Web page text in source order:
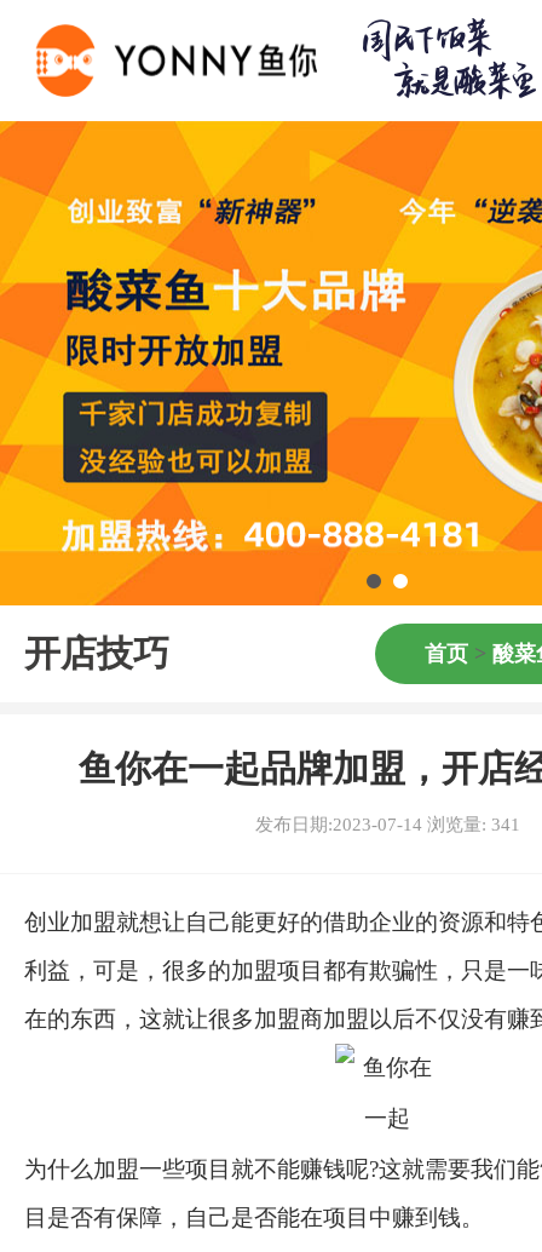
开店技巧 首页 > 酸菜
鱼你在一起品牌加盟，开店
发布日期:2023-07-14 浏览量: 341
创业加盟就想让自己能更好的借助企业的资源和特
利益，可是，很多的加盟项目都有欺骗性，只是一
在的东西，这就让很多加盟商加盟以后不仅没有赚
为什么加盟一些项目就不能赚钱呢?这就需要我们
目是否有保障，自己是否能在项目中赚到钱。